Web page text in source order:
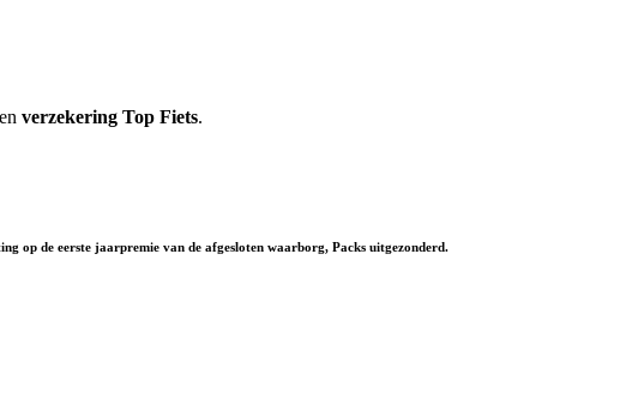
verzekering Top Fiets.
op de eerste jaarpremie van de afgesloten waarborg, Packs uitgezonderd.